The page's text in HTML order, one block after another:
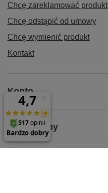
Chcę zareklamować produkt
Chcę odstąpić od umowy
Chcę wymienić produkt
Kontakt
Konto
Regulaminy